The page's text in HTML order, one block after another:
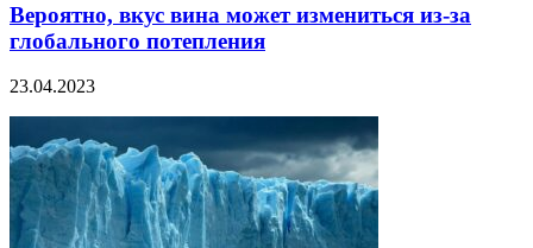
Вероятно, вкус вина может измениться из-за
глобального потепления
23.04.2023